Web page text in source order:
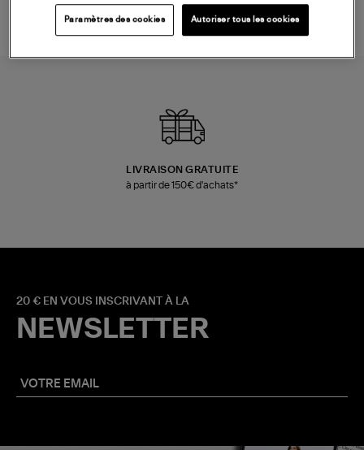
LIVRAISON GRATUITE
à partir de 150€ d'achats*
20 € EN VOUS INSCRIVANT À LA
NEWSLETTER
Paramètres des cookies Autoriser tous les cookies